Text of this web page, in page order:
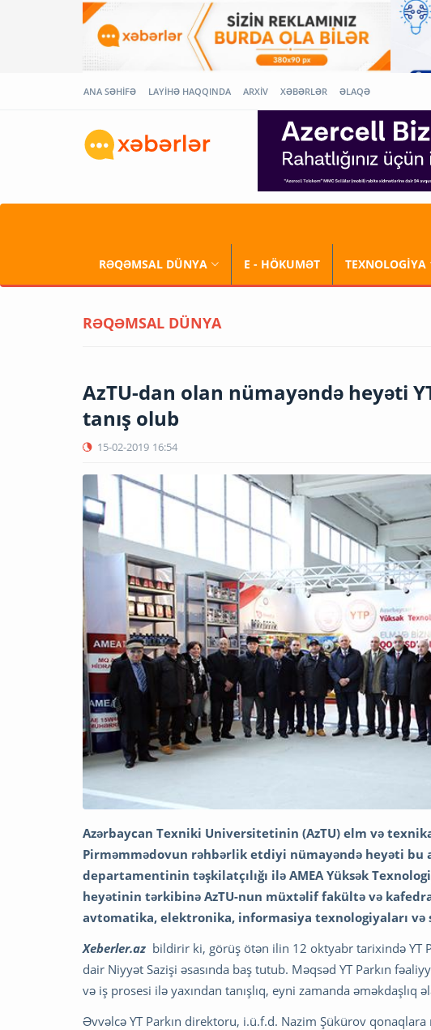
ANA SƏHİFƏ LAYİHƏ HAQQINDA ARXİV XƏBƏRLƏR ƏLAQƏ
RƏQƏMSAL DÜNYA E - HÖKUMƏT TEXNOLOGİYA
RƏQƏMSAL DÜNYA
AzTU-dan olan nümayəndə heyəti
tanış olub
15-02-2019 16:54
Azərbaycan Texniki Universitetinin (AzTU) elm və
Pirməmmədovun rəhbərlik etdiyi nümayəndə heyəti bu
departamentinin təşkilatçılığı ilə AMEA Yüksək
heyətinin tərkibinə AzTU-nun müxtəlif fakültə və
avtomatika, elektronika, informasiya texnologiyaları və
Xeberler.az bildirir ki, görüş ötən ilin 12 oktyabr tarixində YT
dair Niyyət Sazişi əsasında baş tutub. Məqsəd YT Parkın
və iş prosesi ilə yaxından tanışlıq, eyni zamanda əməkdaşlıq
Əvvəlcə YT Parkın direktoru, i.ü.f.d. Nazim Şükürov